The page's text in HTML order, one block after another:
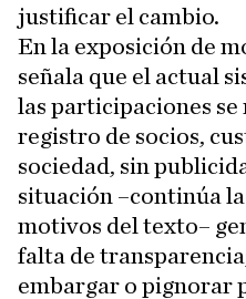
justificar el cambio.
En la exposición de
señala que el actual
las participaciones
registro de socios,
sociedad, sin
situación –continúa
motivos del texto–
falta de
embargar o pignorar